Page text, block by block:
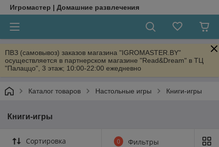
Игромастер | Домашние развлечения
ПВЗ (самовывоз) заказов магазина "IGROMASTER.BY"
осуществляется в партнерском магазине "Read&Dream" в ТЦ
"Палаццо", 3 этаж; 10:00-22:00 ежедневно
Каталог товаров Настольные игры Книги-игры
Книги-игры
Сортировка 0 Фильтры